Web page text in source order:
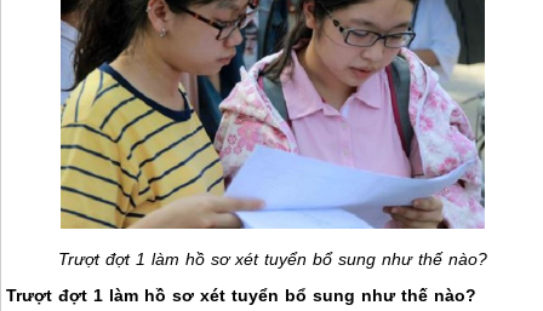
Trượt đợt 1 làm hồ sơ xét tuyển bổ sung như thế nào?
Trượt đợt 1 làm hồ sơ xét tuyển bổ sung như thế nào?